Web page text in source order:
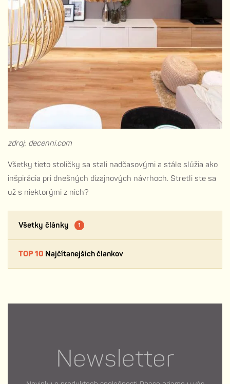
Všetky články 1
TOP 10 Najčítanejších člankov
zdroj: decenni.com
Všetky tieto stoličky sa stali nadčasovými a stále slúžia ako
inšpirácia pri dnešných dizajnových návrhoch. Stretli ste sa
už s niektorými z nich?
Newsletter